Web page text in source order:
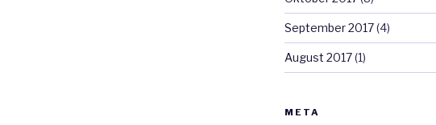
September 2017(4)
August 2017(1)
META